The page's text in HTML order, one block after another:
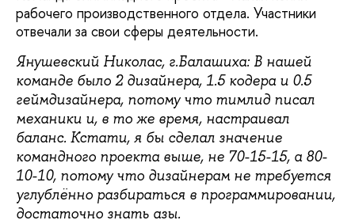
рабочего производственного отдела. Участники
отвечали за свои сферы деятельности.
Янушевский Николас, г.Балашиха: В нашей
команде было 2 дизайнера, 1.5 кодера и 0.5
геймдизайнера, потому что тимлид писал
механики и, в то же время, настраивал
баланс. Кстати, я бы сделал значение
командного проекта выше, не 70-15-15, а 80-
10-10, потому что дизайнерам не требуется
углублённо разбираться в программировании,
достаточно знать азы.